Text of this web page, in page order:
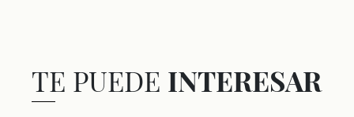
TE PUEDE INTERESAR